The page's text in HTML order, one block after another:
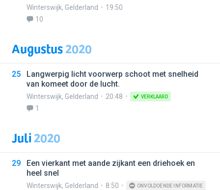
Winterswijk, Gelderland
19:50
10
Augustus2020
25
Langwerpig licht voorwerp schoot met snelheid
van komeet door de lucht.
Winterswijk, Gelderland 20:48 VERKLAARD
1
Juli2020
29
Een vierkant met aande zijkant een driehoek en
heel snel
Winterswijk, Gelderland 8:50 ONVOLDOENDE INFORMATIE